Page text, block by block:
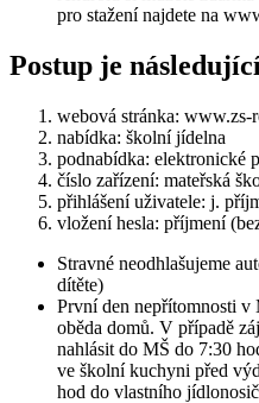
pro stažení najdete na
Postup je
webová stránka: www.zs-
nabídka: školní jídelna
podnabídka: elektronické
číslo zařízení: mateřská
přihlášení uživatele: j.
vložení hesla: příjmení
Stravné neodhlašujeme
dítěte)
První den nepřítomnosti v
oběda domů. V případě
nahlásit do MŠ do 7:30
ve školní kuchyni před
hod do vlastního